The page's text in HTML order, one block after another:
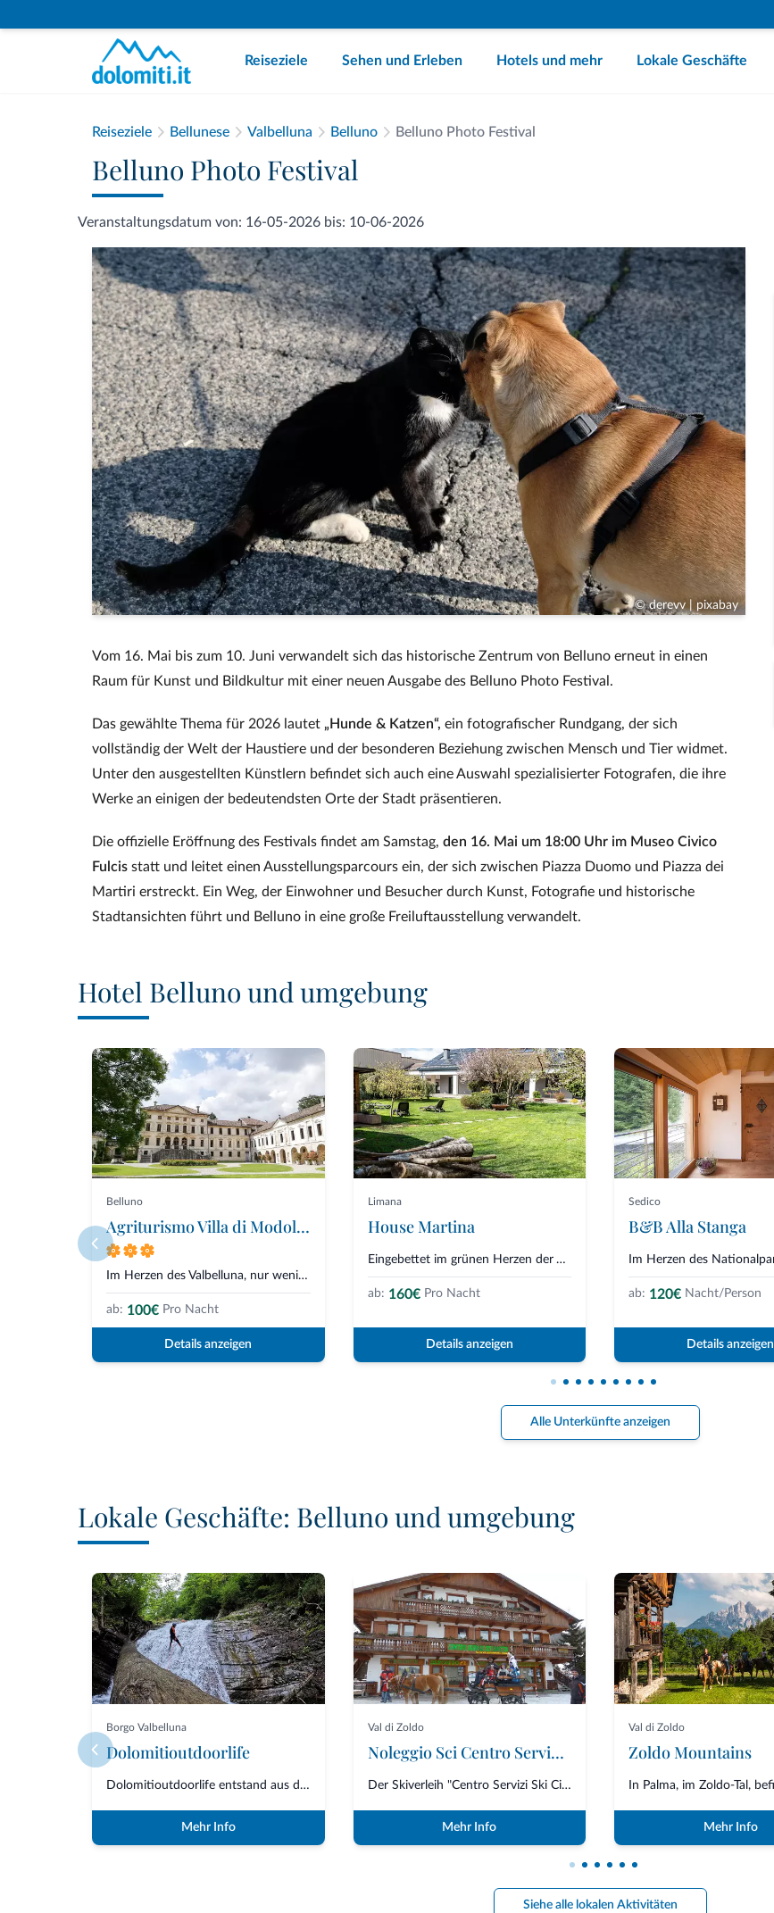
Reiseziele Sehen und Erleben Hotels und mehr Lokale Geschäfte
Reiseziele Bellunese Valbelluna Belluno Belluno Photo Festival
Belluno Photo Festival
Veranstaltungsdatum von: 16-05-2026 bis: 10-06-2026
© derevv | pixabay
Vom 16. Mai bis zum 10. Juni verwandelt sich das historische Zentrum von Belluno erneut in einen
Raum für Kunst und Bildkultur mit einer neuen Ausgabe des Belluno Photo Festival.
Das gewählte Thema für 2026 lautet „Hunde & Katzen“, ein fotografischer Rundgang, der sich
vollständig der Welt der Haustiere und der besonderen Beziehung zwischen Mensch und Tier widmet.
Unter den ausgestellten Künstlern befindet sich auch eine Auswahl spezialisierter Fotografen, die ihre
Werke an einigen der bedeutendsten Orte der Stadt präsentieren.
Die offizielle Eröffnung des Festivals findet am Samstag, den 16. Mai um 18:00 Uhr im Museo Civico
Fulcis statt und leitet einen Ausstellungsparcours ein, der sich zwischen Piazza Duomo und Piazza dei
Martiri erstreckt. Ein Weg, der Einwohner und Besucher durch Kunst, Fotografie und historische
Stadtansichten führt und Belluno in eine große Freiluftausstellung verwandelt.
Hotel Belluno und umgebung
Belluno
Agriturismo Villa di Modolo - Cortile della Latteria
Im Herzen des Valbelluna, nur wenige Kilometer von Belluno entfernt, erhebt...
ab: 100€ Pro Nacht
Details anzeigen
Limana
House Martina
Eingebettet im grünen Herzen der Valbelluna ist House Martina eine Doppelha...
ab: 160€ Pro Nacht
Details anzeigen
Sedico
B&B Alla Stanga
ab: 120€ Nacht/Person
Details anzeigen
Alle Unterkünfte anzeigen
Lokale Geschäfte: Belluno und umgebung
Borgo Valbelluna
Dolomitioutdoorlife
Dolomitioutdoorlife entstand aus der Freundschaft und Zusammenarbeit von Fa...
Mehr Info
Val di Zoldo
Noleggio Sci Centro Servizi Sci Civetta
Der Skiverleih "Centro Servizi Ski Civetta" befindet sich in Pecol, dem Aus...
Mehr Info
Val di Zoldo
Zoldo Mountains
Mehr Info
Siehe alle lokalen Aktivitäten